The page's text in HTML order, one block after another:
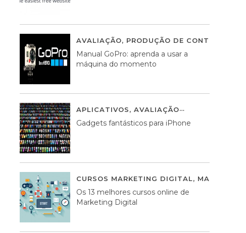
AVALIAÇÃO, PRODUÇÃO DE CONTEÚDOS
Manual GoPro: aprenda a usar a
máquina do momento
APLICATIVOS, AVALIAÇÃO
Gadgets fantásticos para iPhone
CURSOS MARKETING DIGITAL,
Os 13 melhores cursos online de
Marketing Digital